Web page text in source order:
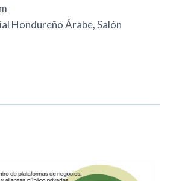
Hondureño Árabe, Salón